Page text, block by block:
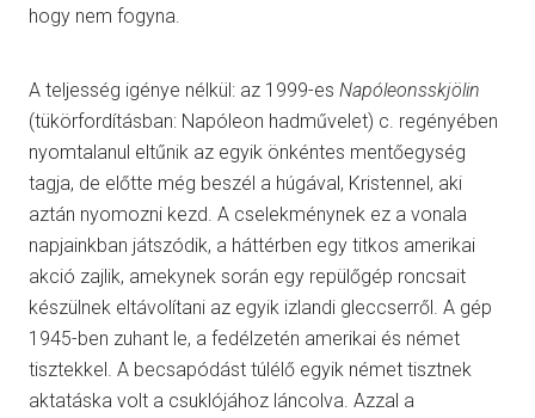
hogy nem fogyna.
A teljesség igénye nélkül: az 1999-es Napóleonsskjölin
(tükörfordításban: Napóleon hadművelet) c. regényében
nyomtalanul eltűnik az egyik önkéntes mentőegység
tagja, de előtte még beszél a húgával, Kristennel, aki
aztán nyomozni kezd. A cselekménynek ez a vonala
napjainkban játszódik, a háttérben egy titkos amerikai
akció zajlik, amekynek során egy repülőgép roncsait
készülnek eltávolítani az egyik izlandi gleccserről. A gép
1945-ben zuhant le, a fedélzetén amerikai és német
tisztekkel. A becsapódást túlélő egyik német tisztnek
aktatáska volt a csuklójához láncolva. Azzal a